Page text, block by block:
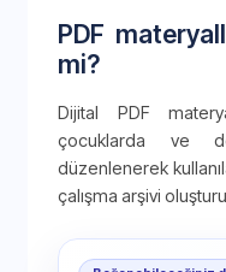
PDF
mi?
Dijital PDF
çocuklarda ve
düzenlenerek
çalışma arşivi